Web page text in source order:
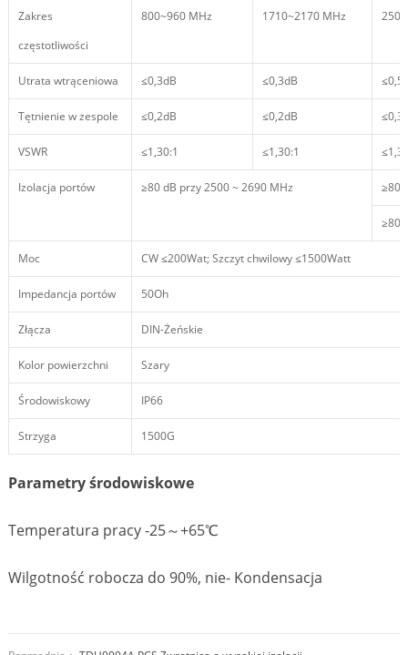
Zakres
częstotliwości
800~960 MHz 1710~2170 MHz
Utrata wtrąceniowa ≤0,3dB ≤0,3dB
Tętnienie w zespole ≤0,2dB ≤0,2dB
VSWR ≤1,30:1 ≤1,30:1
Izolacja portów ≥80 dB przy 2500 ~ 2690 MHz ≥80
≥80
Moc CW ≤200Wat; Szczyt chwilowy ≤1500Watt
Impedancja portów 50Oh
Złącza DIN-Żeńskie
Kolor powierzchni Szary
Środowiskowy IP66
Strzyga 1500G
Parametry środowiskowe
Temperatura pracy -25～+65℃
Wilgotność robocza do 90%, nie- Kondensacja